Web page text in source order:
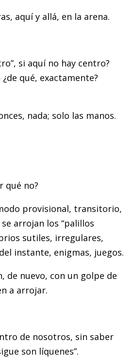
aquí y allá, en la arena.
si aquí no hay centro?
qué, exactamente?
nada; solo las manos.
qué no?
provisional, transitorio,
arrojan los “palillos
sutiles, irregulares,
instante, enigmas, juegos.
de nuevo, con un golpe de
a arrojar.
de nosotros, sin saber
son líquenes”.